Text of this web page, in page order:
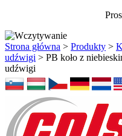
Strona główna > Produkty >
udźwigi > PB koło z
udźwigi